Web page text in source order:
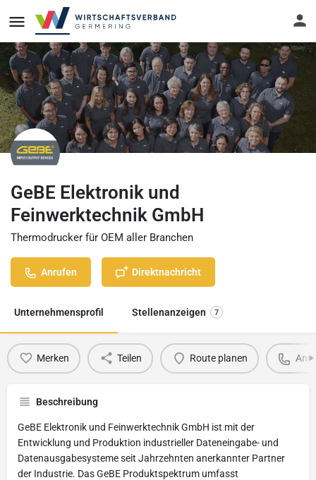
GeBE Elektronik und
Feinwerktechnik GmbH
Thermodrucker für OEM aller Branchen
Anrufen Direktnachricht
Unternehmensprofil Stellenanzeigen 7
Merken Teilen Route planen
Beschreibung
GeBE Elektronik und Feinwerktechnik GmbH ist mit der
Entwicklung und Produktion industrieller Dateneingabe- und
Datenausgabesysteme seit Jahrzehnten anerkannter Partner
der Industrie. Das GeBE Produktspektrum umfasst